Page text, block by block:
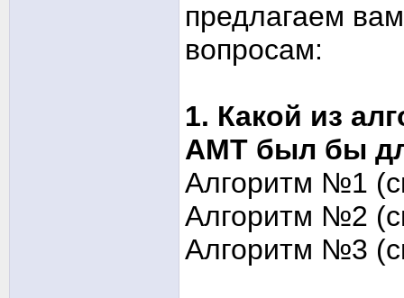
предлагаем
вопросам:
1. Какой из
АМТ был бы
Алгоритм №1
Алгоритм №2
Алгоритм №3